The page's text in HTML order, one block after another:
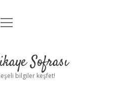
Uyarı
menüyü
Sofrası
bilgiler keşfet!